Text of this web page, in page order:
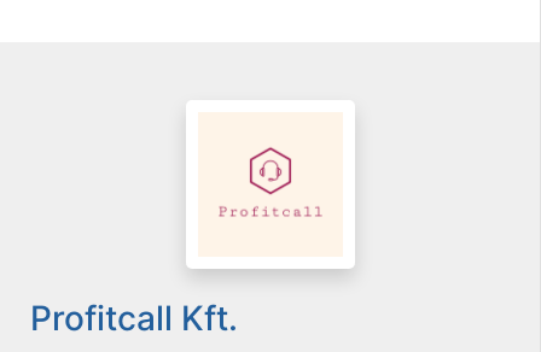
Profitcall Kft.